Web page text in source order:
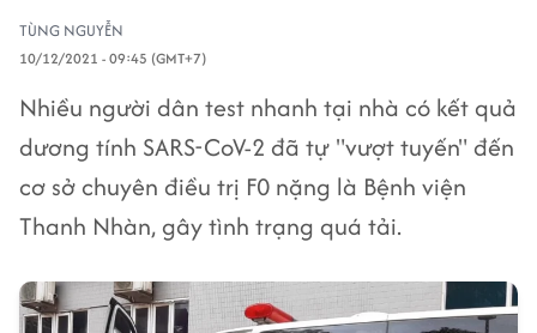
TÙNG NGUYỄN
10/12/2021 - 09:45 (GMT+7)
Nhiều người dân test nhanh tại nhà có kết quả
dương tính SARS-CoV-2 đã tự "vượt tuyến" đến
cơ sở chuyên điều trị F0 nặng là Bệnh viện
Thanh Nhàn, gây tình trạng quá tải.